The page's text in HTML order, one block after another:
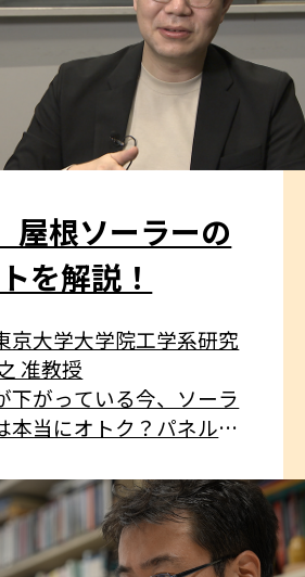
根ソーラーの
を解説！
京大学大学院工学系研究
准教授
下がっている今、ソーラ
本当にオトク？パネル設
、いろいろ気になる屋根
ついて、解説します！